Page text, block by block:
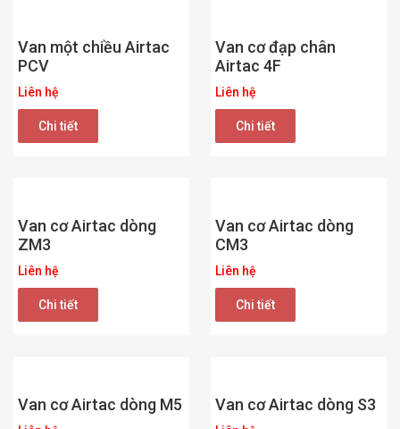
Van một chiều Airtac
PCV
Liên hệ
Chi tiết
Van cơ đạp chân
Airtac 4F
Liên hệ
Chi tiết
Van cơ Airtac dòng
ZM3
Liên hệ
Chi tiết
Van cơ Airtac dòng
CM3
Liên hệ
Chi tiết
Van cơ Airtac dòng M5 Van cơ Airtac dòng S3